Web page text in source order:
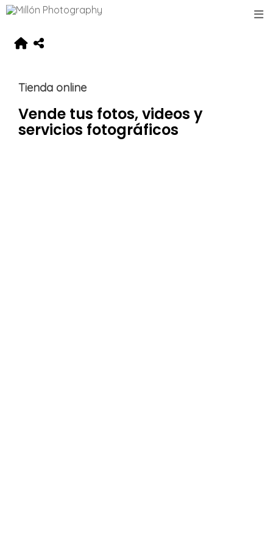
Tienda online
Vende tus fotos, videos y
servicios fotográficos